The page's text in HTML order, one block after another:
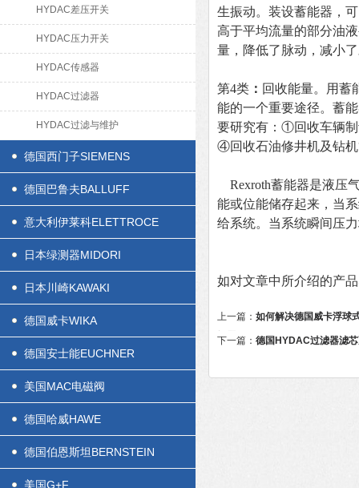
HYDAC差压开关
HYDAC压力开关
HYDAC传感器
HYDAC过滤器
HYDAC过滤与维护
德国西门子SIEMENS
德国巴鲁夫BALLUFF
意大利伊莱科ELETTROCE
日本绿测器MIDORI
日本川崎KAWAKI
德国威卡WIKA
德国安士能EUCHNER
美国MAC电磁阀
德国哈威HAWE
德国伯恩斯坦BERNSTEIN
美国G+F
生振动。装设蓄能器，
高于平均流量的部分油
量，降低了脉动，减小
第4类 ： 回收能量。用蓄
能的一个重要途径。蓄
要研究有：①回收车辆
④回收石油修井机及钻
Rexroth蓄能器是液压
能或位能储存起来，当
给系统。当系统瞬间压
如对文章中所介绍的产
上一篇： 如何解决德国威卡浮球
问题
下一篇： 德国HYDAC过滤器滤